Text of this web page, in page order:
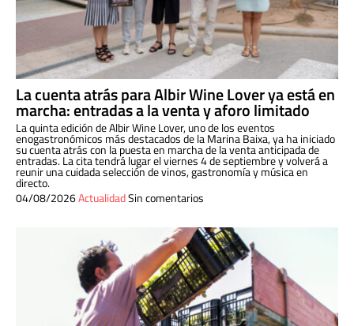
La cuenta atrás para Albir Wine Lover ya está en
marcha: entradas a la venta y aforo limitado
La quinta edición de Albir Wine Lover, uno de los eventos
enogastronómicos más destacados de la Marina Baixa, ya ha iniciado
su cuenta atrás con la puesta en marcha de la venta anticipada de
entradas. La cita tendrá lugar el viernes 4 de septiembre y volverá a
reunir una cuidada selección de vinos, gastronomía y música en
directo.
04/08/2026ActualidadSin comentarios